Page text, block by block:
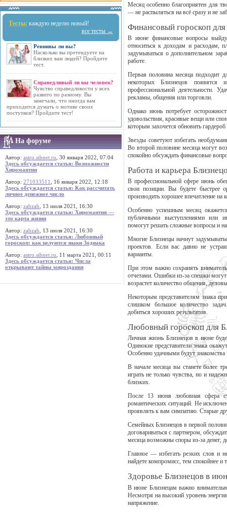
Тесты: каждую неделю новый!
все тесты →
Ревнивы ли вы?
Насколько вы претендуете на
близких вам людей? Пройдите
тест.
Справедливый ли вы человек?
Чувство справедливости у всех
развито по разному. Вы
замечали, что иногда вам
приходится думать о мотиве своих
поступков? Пройдите тест!
На форуме
Автор: astro.sibnet.ru , 30 января 2022, 07:04
Здесь обсуждается статья: Возможности
Хиромантии
Автор: 271033511
, 16 января 2022, 12:18
Здесь обсуждается статья: Как рассчитать
личное денежное число
Автор: zabzab , 13 июля 2021, 16:30
Здесь обсуждается статья: Хиромантия —
это карта жизни
Автор: zabzab , 13 июля 2021, 16:30
Здесь обсуждается статья: Любовный
гороскоп: как целуются знаки Зодиака
Автор: astro.sibnet.ru , 11 марта 2021, 00:11
Здесь обсуждается статья: Числа
открывают тайны мироздания
Месяц особенно благоприятен для
— не распыляться на всё сразу и не
Финансовый гороскоп
В июне финансовые вопросы
относиться к доходам и расходам,
задумываться о дополнительном
работе.
Первая половина месяца подходит
некоторых Близнецов появятся
профессиональной деятельности.
рекламы, общения или торговли.
Однако июнь потребует
удовольствия, красивые вещи или
которым захочется обновить
Звезды советуют избегать
Во второй половине месяца могут
спокойно обсуждать финансовые
Работа и карьера
В профессиональной сфере июнь
свои позиции. Вы будете быстрее
производить хорошее впечатление на
Особенно успешным месяц
публичными выступлениями или
помогут решать сложные вопросы и
Многие Близнецы начнут
проектов. Если вас давно не
варианты.
При этом важно сохранять
отчетами. Ошибки из-за спешки
возрастет количество общения,
Некоторым представителям знака
слишком большое количество
добиться хороших результатов.
Любовный гороскоп для
Личная жизнь Близнецов в июне
Одинокие представители знака
Особенно удачными будут знакомства
В начале месяца вы станете более
играть не только чувства, но и
близких.
После 13 июня любовная сфера
романтических ситуаций. Не
проявлять к вам симпатию. Старые
Семейных Близнецов в первой
договариваться с партнером,
месяца возможны споры из-за денег,
Главное — избегать резких слов и
найдете компромисс, тем спокойнее и
Здоровье Близнецов в
В июне Близнецам важно
Несмотря на высокий уровень
напряжение.